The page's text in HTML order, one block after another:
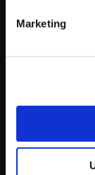
Marketing
【単曲】大逆転